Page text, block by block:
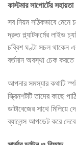
কাস্টমার সাপোর্টের সহায়তা
সব নিয়ম সঠিকভাবে মেনে
দ্রুত প্ল্যাটফর্মের লাইভ
চব্বিশ ঘণ্টা সচল থাকেন
বর্তমান অবস্থা চেক করতে
আপনার সমস্যার কথাটি
স্ক্রিনশটটি তাদের কাছে
ডাটাবেজের সাথে মিলিয়ে
ব্যালেন্স আপডেট করে